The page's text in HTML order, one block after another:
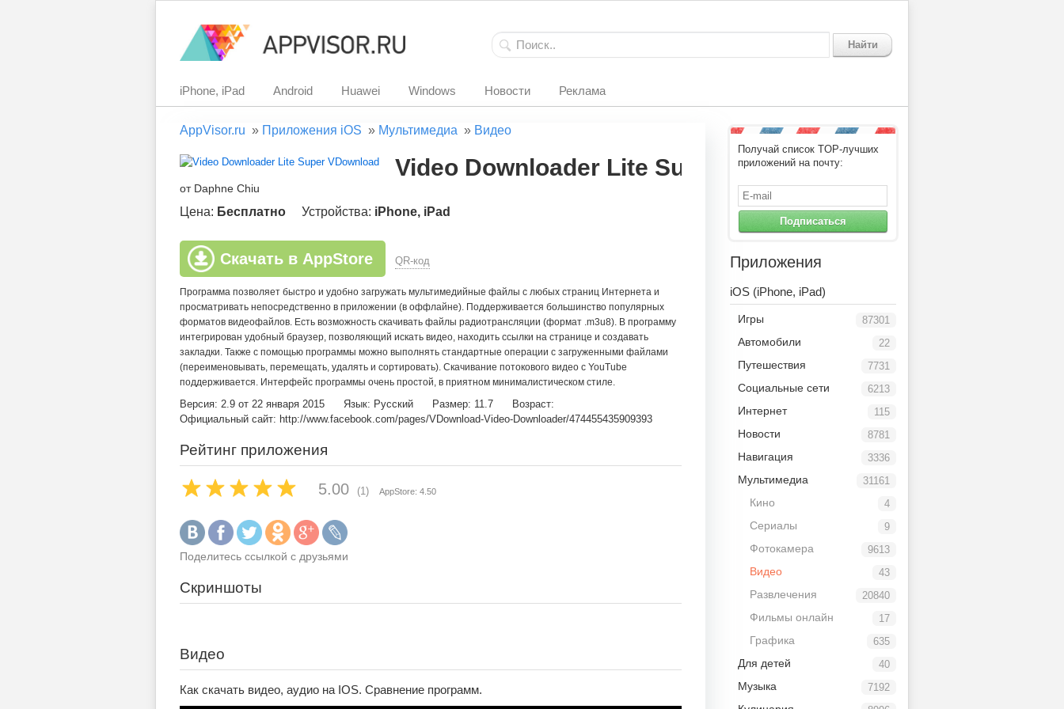
Найти
iPhone, iPad Android Huawei Windows Новости Реклама
AppVisor.ru » Приложения iOS » Мультимедиа » Видео
Video Downloader Lite Super VDownload
от Daphne Chiu
Цена: Бесплатно Устройства: iPhone, iPad
Скачать в AppStore QR-код
Программа позволяет быстро и удобно загружать мультимедийные файлы с любых страниц Интернета и
просматривать непосредственно в приложении (в оффлайне). Поддерживается большинство популярных
форматов видеофайлов. Есть возможность скачивать файлы радиотрансляции (формат .m3u8). В программу
интегрирован удобный браузер, позволяющий искать видео, находить ссылки на странице и создавать
закладки. Также с помощью программы можно выполнять стандартные операции с загруженными файлами
(переименовывать, перемещать, удалять и сортировать). Скачивание потокового видео с YouTube
поддерживается. Интерфейс программы очень простой, в приятном минималистическом стиле.
Версия: 2.9 от 22 января 2015 Язык: Русский Размер: 11.7
Возраст:
Официальный сайт: http://www.facebook.com/pages/VDownload-Video-Downloader/474455435909393
Рейтинг приложения
5.00 (1) AppStore: 4.50
Поделитесь ссылкой с друзьями
Скриншоты
Видео
Как скачать видео, аудио на IOS. Сравнение программ.
Получай список TOP-лучших
приложений на почту:
Подписаться
Приложения
iOS (iPhone, iPad)
87301
Игры
22
Автомобили
7731
Путешествия
6213
Социальные сети
115
Интернет
8781
Новости
3336
Навигация
31161
Мультимедиа
4
Кино
9
Сериалы
9613
Фотокамера
43
Видео
20840
Развлечения
17
Фильмы онлайн
635
Графика
40
Для детей
7192
Музыка